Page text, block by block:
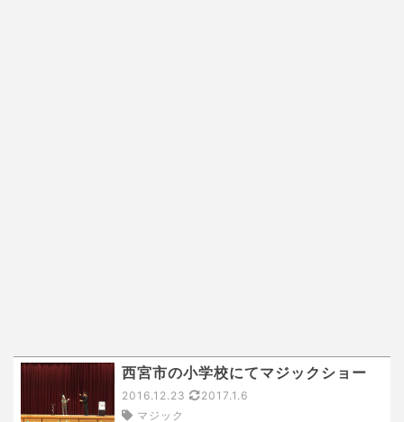
西宮市の小学校にてマジックショー
2016.12.23
2017.1.6
マジック